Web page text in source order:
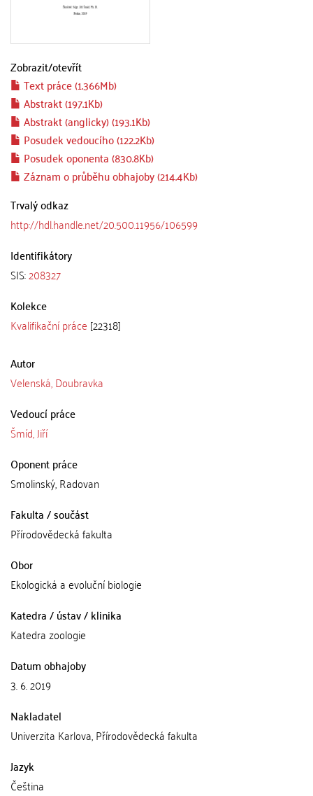
Zobrazit/otevřít
Text práce (1.366Mb)
Abstrakt (197.1Kb)
Abstrakt (anglicky) (193.1Kb)
Posudek vedoucího (122.2Kb)
Posudek oponenta (830.8Kb)
Záznam o průběhu obhajoby (214.4Kb)
Trvalý odkaz
http://hdl.handle.net/20.500.11956/106599
Identifikátory
SIS:208327
Kolekce
Kvalifikační práce [22318]
Autor
Velenská, Doubravka
Vedoucí práce
Šmíd, Jiří
Oponent práce
Smolinský, Radovan
Fakulta / součást
Přírodovědecká fakulta
Obor
Ekologická a evoluční biologie
Katedra / ústav / klinika
Katedra zoologie
Datum obhajoby
3. 6. 2019
Nakladatel
Univerzita Karlova, Přírodovědecká fakulta
Jazyk
Čeština